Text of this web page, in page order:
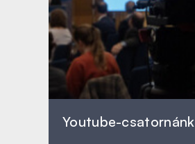
Youtube-csatornánk